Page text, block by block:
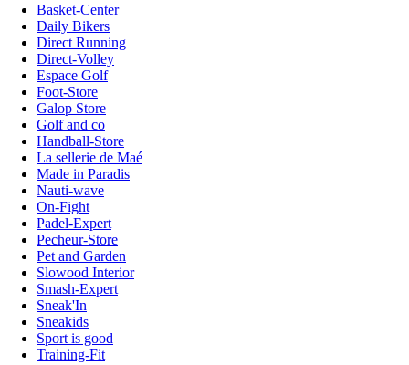
Basket-Center
Daily Bikers
Direct Running
Direct-Volley
Espace Golf
Foot-Store
Galop Store
Golf and co
Handball-Store
La sellerie de Maé
Made in Paradis
Nauti-wave
On-Fight
Padel-Expert
Pecheur-Store
Pet and Garden
Slowood Interior
Smash-Expert
Sneak'In
Sneakids
Sport is good
Training-Fit